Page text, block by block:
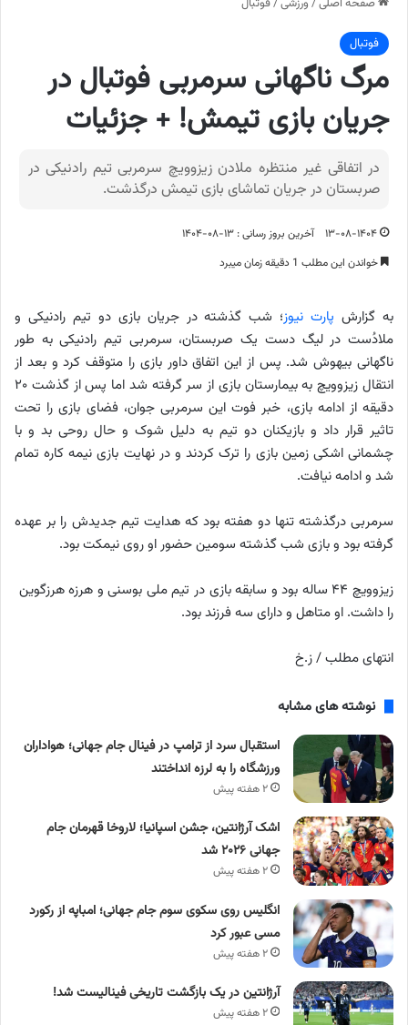
فوتبال
مرگ ناگهانی سرمربی فوتبال در
جریان بازی تیمش! + جزئیات
در اتفاقی غیر منتظره ملادن زیزوویچ سرمربی تیم رادنیکی در
صربستان در جریان تماشای بازی تیمش درگذشت.
۱۳-۰۸-۱۴۰۴
آخرین بروز رسانی : ۱۳-۰۸-۱۴۰۴
خواندن این مطلب 1 دقیقه زمان میبرد
به گزارش پارت نیوز؛ شب گذشته در جریان بازی دو تیم رادنیکی و
ملادُست در لیگ دست یک صربستان، سرمربی تیم رادنیکی به طور
ناگهانی بیهوش شد. پس از این اتفاق داور بازی را متوقف کرد و بعد از
انتقال زیزوویچ به بیمارستان بازی از سر گرفته شد اما پس از گذشت ۲۰
دقیقه از ادامه بازی، خبر فوت این سرمربی جوان، فضای بازی را تحت
تاثیر قرار داد و بازیکنان دو تیم به دلیل شوک و حال روحی بد و با
چشمانی اشکی زمین بازی را ترک کردند و در نهایت بازی نیمه کاره تمام
شد و ادامه نیافت.
سرمربی درگذشته تنها دو هفته بود که هدایت تیم جدیدش را بر عهده
گرفته بود و بازی شب گذشته سومین حضور او روی نیمکت بود.
زیزوویچ ۴۴ ساله بود و سابقه بازی در تیم ملی بوسنی و هرزه هرزگوین
را داشت. او متاهل و دارای سه فرزند بود.
انتهای مطلب / ز.خ
نوشته های مشابه
استقبال سرد از ترامپ در فینال جام جهانی؛ هواداران
ورزشگاه را به لرزه انداختند
۲ هفته پیش
اشک آرژانتین، جشن اسپانیا؛ لاروخا قهرمان جام
جهانی ۲۰۲۶ شد
۲ هفته پیش
انگلیس روی سکوی سوم جام جهانی؛ امباپه از رکورد
مسی عبور کرد
۲ هفته پیش
آرژانتین در یک بازگشت تاریخی فینالیست شد!
۲ هفته پیش